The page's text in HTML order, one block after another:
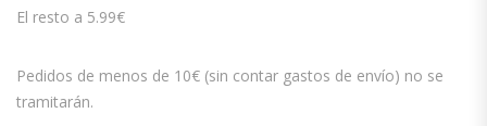
El resto a 5.99€
Pedidos de menos de 10€ (sin contar gastos de envío) no se
tramitarán.